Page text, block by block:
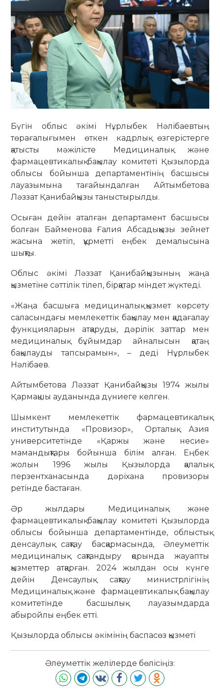
Бүгін облыс әкімі Нұрлыбек Нәлібаевтың
төрағалығымен өткен кадрлық өзгерістерге
қатысты мәжілісте Медициналық және
фармацевтикалық бақылау комитеті Қызылорда
облысы бойынша департаментінің басшысы
лауазымына тағайындалған Айтымбетова
Ләззат Қанибайқызы таныстырылды.
Осыған дейін аталған департамент басшысы
болған Байменова Ғалия Абсадыққызы зейнет
жасына жетіп, құрметті еңбек демалысына
шықты.
Облыс әкімі Ләззат Қанибайқызының жаңа
қызметіне сәттілік тілеп, бірқатар міндет жүктеді.
«Жаңа басшыға медициналық қызмет көрсету
саласындағы мемлекеттік бақылау мен қадағалау
функцияларын атқаруды, дәрілік заттар мен
медициналық бұйымдар айналысын қатаң
бақылауды тапсырамын», – деді Нұрлыбек
Нәлібаев.
Айтымбетова Ләззат Қанибайқызы 1974 жылы
Қармақшы ауданында дүниеге келген.
Шымкент мемлекеттік фармацевтикалық
институтында «Провизор», Орталық Азия
университетінде «Қаржы және несие»
мамандықтары бойынша білім алған. Еңбек
жолын 1996 жылы Қызылорда қалалық
перзентханасында дәріхана провизоры
ретінде бастаған.
Әр жылдары Медициналық және
фармацевтикалық бақылау комитеті Қызылорда
облысы бойынша департаментінде, облыстық
денсаулық сақтау басқармасында, Әлеуметтік
медициналық сақтандыру қорында жауапты
қызметтер атқарған. 2024 жылдан осы күнге
дейін Денсаулық сақтау министрлігінің
Медициналық және фармацевтикалық бақылау
комитетінде басшылық лауазымдарда
абыройлы еңбек етті.
Қызылорда облысы әкімінің баспасөз қызметі
Әлеуметтік желілерде бөлісіңіз: